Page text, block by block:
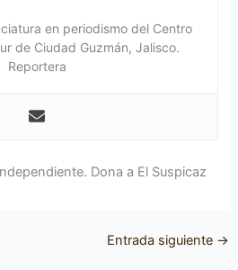
en periodismo del Centro
de Ciudad Guzmán, Jalisco.
Reportera
Dona a El Suspicaz
Entrada siguiente →